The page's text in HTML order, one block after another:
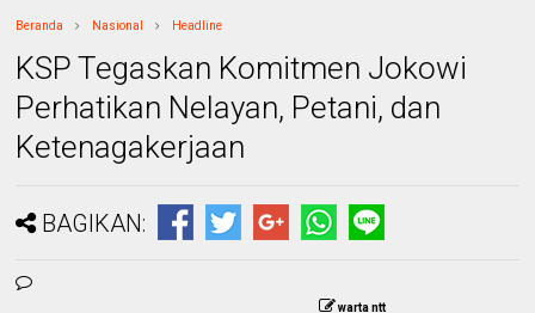
Beranda Nasional Headline
KSP Tegaskan Komitmen Jokowi
Perhatikan Nelayan, Petani, dan
Ketenagakerjaan
BAGIKAN:
warta ntt